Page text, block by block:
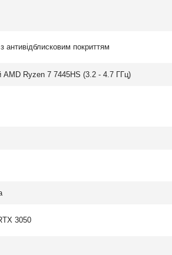
антивідблисковим покриттям
AMD Ryzen 7 7445HS (3.2 - 4.7 ГГц)
3050